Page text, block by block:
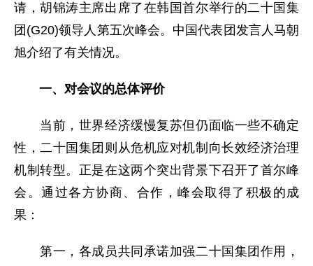
请，胡锦涛主席出席了在韩国首尔举行的二十国集
团(G20)领导人第五次峰会。中国代表团发言人马朝
旭介绍了有关情况。
一、对会议的总体评价
当前，世界经济缓慢复苏但仍面临一些不确定
性，二十国集团则从危机应对机制向长效经济治理
机制转型。正是在这两个突出背景下召开了首尔峰
会。通过各方协商、合作，峰会取得了积极的成
果：
第一，各成员共同承诺加强二十国集团作用，